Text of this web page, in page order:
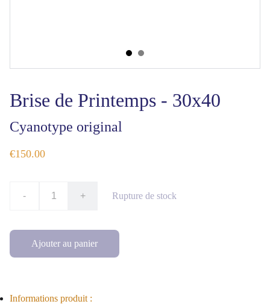
Brise de Printemps - 30x40
Cyanotype original
€150.00
- + Rupture de stock
Ajouter au panier
Informations produit :